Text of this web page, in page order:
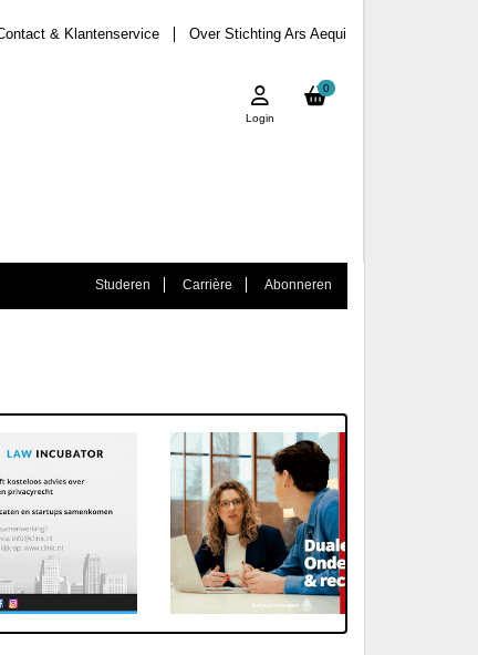
Over Stichting Ars Aequi
& Klantenservice
0
Login
Studeren Carrière Abonneren